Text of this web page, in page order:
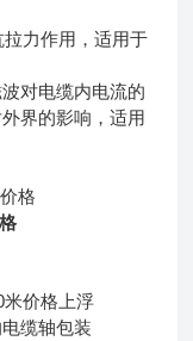
力作用，适用于
对电缆内电流的
界的影响，适用
米价格上浮
缆轴包装